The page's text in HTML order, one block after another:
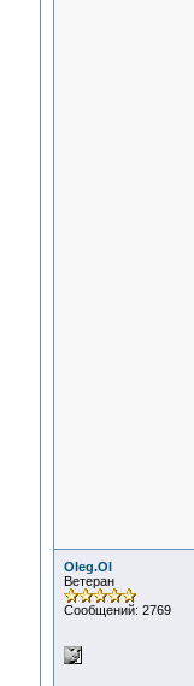
Oleg.Ol
Ветеран
Сообщений: 2769